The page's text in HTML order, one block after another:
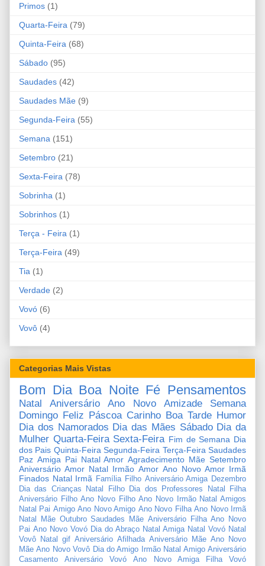
Primos (1)
Quarta-Feira (79)
Quinta-Feira (68)
Sábado (95)
Saudades (42)
Saudades Mãe (9)
Segunda-Feira (55)
Semana (151)
Setembro (21)
Sexta-Feira (78)
Sobrinha (1)
Sobrinhos (1)
Terça - Feira (1)
Terça-Feira (49)
Tia (1)
Verdade (2)
Vovó (6)
Vovô (4)
Categorias Mais Vistas
Bom Dia Boa Noite Fé Pensamentos
Natal Aniversário Ano Novo Amizade
Semana
Domingo Feliz Páscoa Carinho Boa Tarde Humor
Dia dos Namorados Dia das Mães Sábado Dia da
Mulher Quarta-Feira Sexta-Feira Fim de Semana Dia
dos Pais Quinta-Feira Segunda-Feira Terça-Feira Saudades
Paz Amiga Pai Natal Amor Agradecimento Mãe Setembro
Aniversário Amor Natal Irmão Amor Ano Novo Amor Irmã
Finados Natal Irmã Família Filho Aniversário Amiga Dezembro
Dia das Crianças
Natal Filho Dia dos Professores
Natal Filha
Aniversário Filho Ano Novo Filho Ano Novo Irmão Natal Amigos
Natal Pai Amigo Ano Novo Amigo Ano Novo Filha Ano Novo Irmã
Natal Mãe Outubro Saudades Mãe Aniversário Filha Ano Novo
Pai Ano Novo Vovó Dia do Abraço Natal Amiga Natal Vovó Natal
Vovô
Natal gif Aniversário Afilhada Aniversário Mãe Ano Novo
Mãe Ano Novo Vovô Dia do Amigo Irmão Natal Amigo Aniversário
Casamento
Aniversário Vovó Ano Novo Amiga Filha
Vovó